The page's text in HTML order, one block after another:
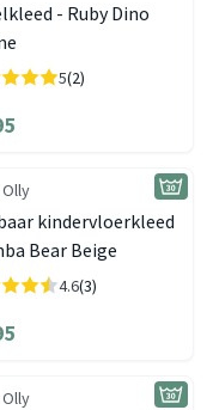
- Ruby Dino
5(2)
kindervloerkleed
Bear Beige
4.6(3)